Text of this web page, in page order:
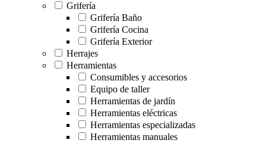
Grifería
Grifería Baño
Grifería Cocina
Grifería Exterior
Herrajes
Herramientas
Consumibles y accesorios
Equipo de taller
Herramientas de jardín
Herramientas eléctricas
Herramientas especializadas
Herramientas manuales